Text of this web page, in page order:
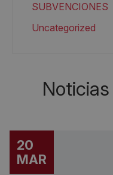
SUBVENCIONES
Uncategorized
20
MAR